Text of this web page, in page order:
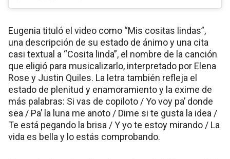
Eugenia tituló el video como “Mis cositas lindas”,
una descripción de su estado de ánimo y una cita
casi textual a “Cosita linda”, el nombre de la canción
que eligió para musicalizarlo, interpretado por Elena
Rose y Justin Quiles. La letra también refleja el
estado de plenitud y enamoramiento y la exime de
más palabras: Si vas de copiloto / Yo voy pa’ donde
sea / Pa’ la luna me anoto / Dime si te gusta la idea /
Te está pegando la brisa / Y yo te estoy mirando / La
vida es bella y lo estás comprobando.